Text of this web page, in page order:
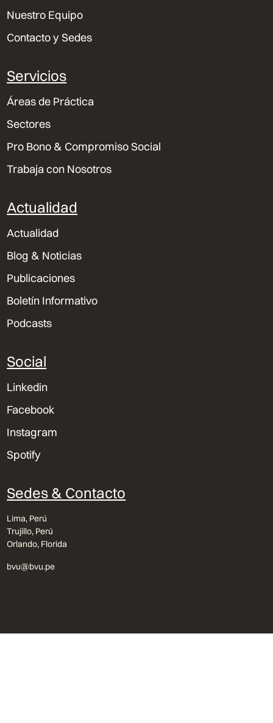
Nuestro Equipo
Contacto y Sedes
Servicios
Áreas de Práctica
Sectores
Pro Bono & Compromiso Social
Trabaja con Nosotros
Actualidad
Actualidad
Blog & Noticias
Publicaciones
Boletín Informativo
Podcasts
Social
Linkedin
Facebook
Instagram
Spotify
Sedes & Contacto
Lima, Perú
Trujillo, Perú
Orlando, Florida
bvu@bvu.pe